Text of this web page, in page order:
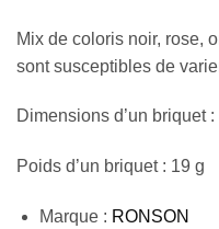
Mix de coloris noir, rose,
sont susceptibles de
Dimensions d’un briquet
Poids d’un briquet : 19 g
Marque : RONSON